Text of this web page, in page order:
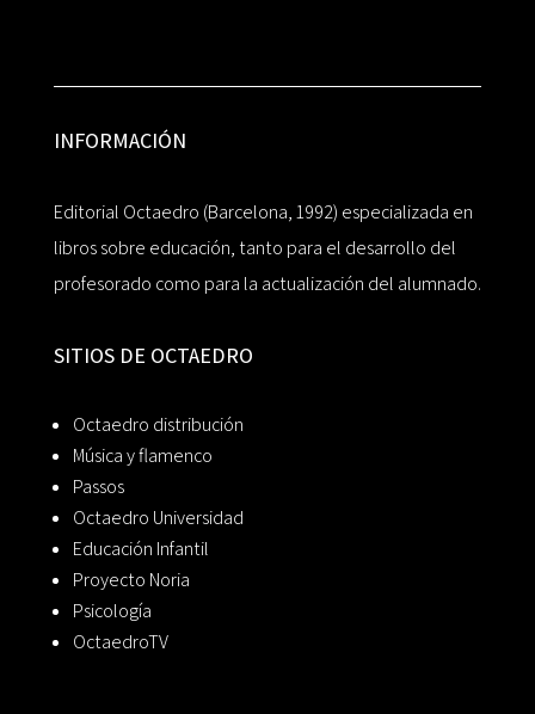
INFORMACIÓN
Editorial Octaedro (Barcelona, 1992) especializada en
libros sobre educación, tanto para el desarrollo del
profesorado como para la actualización del alumnado.
SITIOS DE OCTAEDRO
Octaedro distribución
Música y flamenco
Passos
Octaedro Universidad
Educación Infantil
Proyecto Noria
Psicología
OctaedroTV